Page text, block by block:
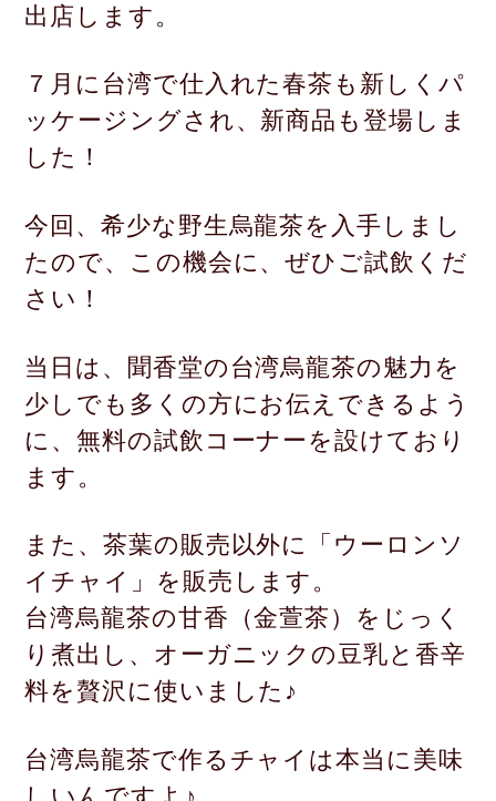
出店します。
７月に台湾で仕入れた春茶も新しくパ
ッケージングされ、新商品も登場しま
した！
今回、希少な野生烏龍茶を入手しまし
たので、この機会に、ぜひご試飲くだ
さい！
当日は、聞香堂の台湾烏龍茶の魅力を
少しでも多くの方にお伝え できるよう
に、無料の試飲コーナーを設けており
ます。
また、茶葉の販売以外に「ウーロンソ
イチャイ」を販売します。
台湾烏龍茶の甘香（金萱茶）をじっく
り煮出し、オーガニックの豆乳と香辛
料を贅沢に使いました♪
台湾烏龍茶で作るチャイは本当に美味